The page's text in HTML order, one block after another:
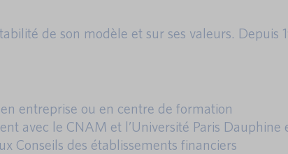
de son modèle et sur ses valeurs.
entreprise ou en centre de formation
avec le CNAM et l’Université Paris Dauphine
Conseils des établissements financiers